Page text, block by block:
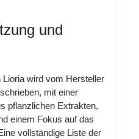
und
wird vom Hersteller
mit einer
pflanzlichen Extrakten,
einem Fokus auf das
vollständige Liste der